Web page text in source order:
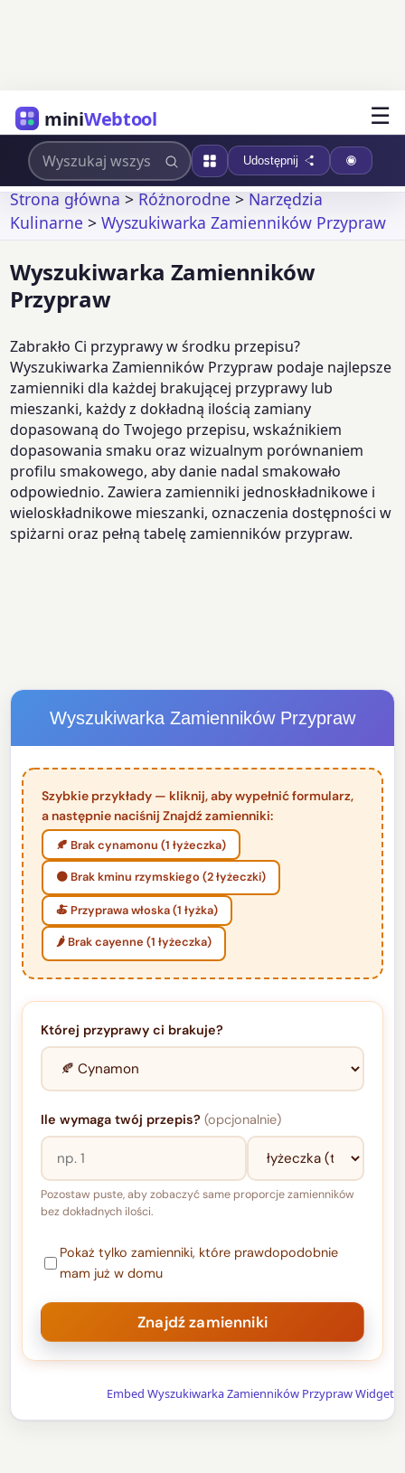
miniWebtool ☰
Udostępnij
Strona główna>Różnorodne>Narzędzia
Kulinarne >Wyszukiwarka Zamienników Przypraw
Wyszukiwarka Zamienników
Przypraw
Zabrakło Ci przyprawy w środku przepisu?
Wyszukiwarka Zamienników Przypraw podaje najlepsze
zamienniki dla każdej brakującej przyprawy lub
mieszanki, każdy z dokładną ilością zamiany
dopasowaną do Twojego przepisu, wskaźnikiem
dopasowania smaku oraz wizualnym porównaniem
profilu smakowego, aby danie nadal smakowało
odpowiednio. Zawiera zamienniki jednoskładnikowe i
wieloskładnikowe mieszanki, oznaczenia dostępności w
spiżarni oraz pełną tabelę zamienników przypraw.
Wyszukiwarka Zamienników Przypraw
Szybkie przykłady — kliknij, aby wypełnić formularz,
a następnie naciśnij Znajdź zamienniki:
🍂 Brak cynamonu (1 łyżeczka)
🟤 Brak kminu rzymskiego (2 łyżeczki)
🍝 Przyprawa włoska (1 łyżka)
🌶️ Brak cayenne (1 łyżeczka)
Której przyprawy ci brakuje?
Ile wymaga twój przepis?(opcjonalnie)
Pozostaw puste, aby zobaczyć same proporcje zamienników
bez dokładnych ilości.
Pokaż tylko zamienniki, które prawdopodobnie
mam już w domu
Embed Wyszukiwarka Zamienników Przypraw Widget